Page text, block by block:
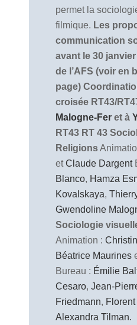
permet la
filmique. Les
communication
avant le 30
de l’AFS (voir en
page)
croisée RT43/
Malogne-Fer et à
RT43 RT 43
Religions
etClaude Dargent
Blanco, Hamza
Kovalskaya,
Gwendoline
Sociologie
Animation :
Béatrice Maurines
Bureau : Émilie
Cesaro, Jean-
Friedmann,
Alexandra Tilman.